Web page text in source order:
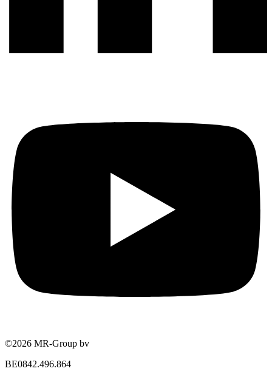
©2026 MR-Group bv
BE0842.496.864